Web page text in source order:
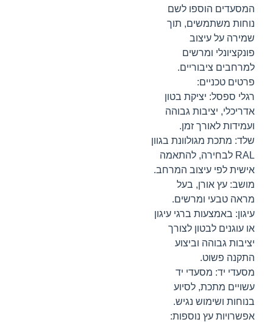
המסעדים הוספו לשם
נוחות משתמשים, תוך
שמירה על עיצוב
פונקציונלי ומרשים
למרחבים ציבוריים.
פרטים טכניים:
רגלי ספסל: יציקת בטון
אדריכלי, יציבות גבוהה
ועמידות לאורך זמן.
שלד: מתכת מגולוונת בגוון
RAL לבחירה, להתאמה
אישית לפי עיצוב המרחב.
מושב: עץ אורן, בעל
מראה טבעי ומרשים.
עיגון: באמצעות ברגי עיגון
או עוגנים לבטון לצורך
יציבות גבוהה וביצוע
התקנה פשוט.
מסעדי יד: מסעדי יד
עשויים מתכת, לסיוע
בנוחות ושימוש נגיש.
אפשרויות עץ נוספות: